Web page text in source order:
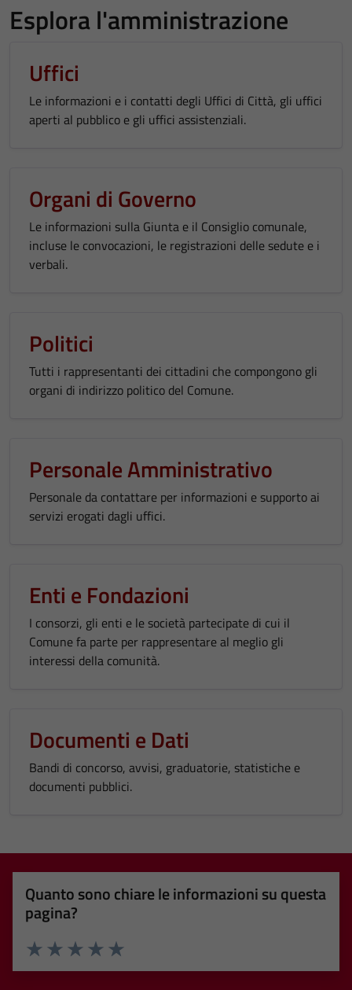
Esplora l'amministrazione
Uffici
Le informazioni e i contatti degli Uffici di Città, gli uffici
aperti al pubblico e gli uffici assistenziali.
Organi di Governo
Le informazioni sulla Giunta e il Consiglio comunale,
incluse le convocazioni, le registrazioni delle sedute e i
verbali.
Politici
Tutti i rappresentanti dei cittadini che compongono gli
organi di indirizzo politico del Comune.
Personale Amministrativo
Personale da contattare per informazioni e supporto ai
servizi erogati dagli uffici.
Enti e Fondazioni
I consorzi, gli enti e le società partecipate di cui il
Comune fa parte per rappresentare al meglio gli
interessi della comunità.
Documenti e Dati
Bandi di concorso, avvisi, graduatorie, statistiche e
documenti pubblici.
Quanto sono chiare le informazioni su questa
pagina?
Valuta 5 stelle su 5
Valuta 4 stelle su 5
Valuta 3 stelle su 5
Valuta 2 stelle su 5
Valuta 1 stelle su 5